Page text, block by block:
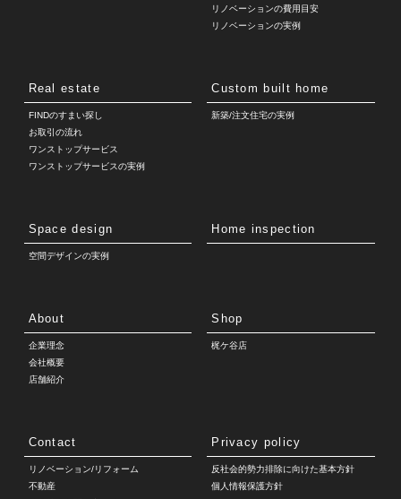
リノベーションの費用目安
リノベーションの実例
Real estate
FINDのすまい探し
お取引の流れ
ワンストップサービス
ワンストップサービスの実例
Custom built home
新築/注文住宅の実例
Space design
空間デザインの実例
Home inspection
About
企業理念
会社概要
店舗紹介
Shop
梶ケ谷店
Contact
リノベーション/リフォーム
不動産
Privacy policy
反社会的勢力排除に向けた基本方針
個人情報保護方針